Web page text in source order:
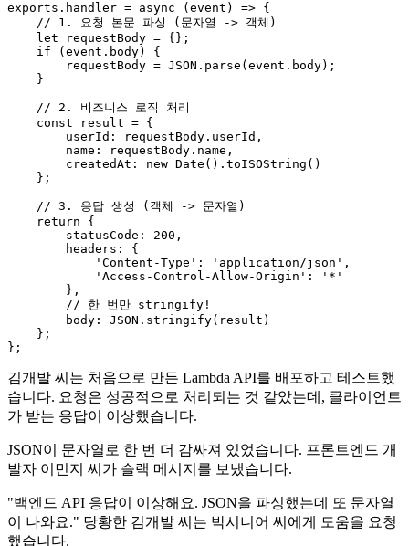
exports . handler = async (event) => {
// 1. 요청 본문 파싱 (문자열 -> 객체)
let requestBody = {};
if (event. body) {
        requestBody =
JSON . parse (event. body);
    }
// 2. 비즈니스 로직 처리
const result = {
userId : requestBody. userId ,
name : requestBody. name ,
createdAt : new Date (). toISOString ()
    };
// 3. 응답 생성 (객체 -> 문자열)
return {
statusCode : 200 ,
headers : {
'Content-Type' : 'application/json' ,
'Access-Control-Allow-Origin' :
'*'
        },
// 한 번만 stringify!
body : JSON . stringify(result)
    };
김개발 씨는 처음으로 만든 Lambda API를 배포하고 테스트했
습니다. 요청은 성공적으로 처리되는 것 같았는데, 클라이언트
가 받는 응답이 이상했습니다.
JSON이 문자열로 한 번 더 감싸져 있었습니다. 프론트엔드 개
발자 이민지 씨가 슬랙 메시지를 보냈습니다.
"백엔드 API 응답이 이상해요. JSON을 파싱했는데 또 문자열
이 나와요." 당황한 김개발 씨는 박시니어 씨에게 도움을 요청
했습니다.